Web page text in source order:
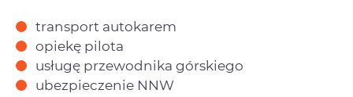
transport autokarem
opiekę pilota
usługę przewodnika górskiego
ubezpieczenie NNW